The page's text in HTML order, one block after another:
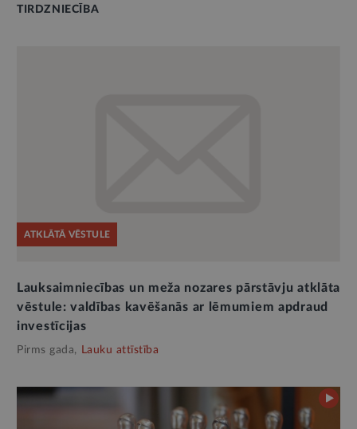
TIRDZNIECĪBA
ATKLĀTĀ VĒSTULE
Lauksaimniecības un meža nozares pārstāvju atklāta
vēstule: valdības kavēšanās ar lēmumiem apdraud
investīcijas
Pirms gada, Lauku attīstība